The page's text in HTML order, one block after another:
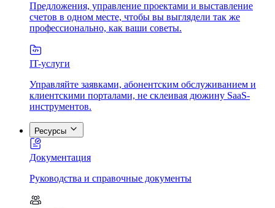
Предложения, управление проектами и выставление
счетов в одном месте, чтобы вы выглядели так же
профессионально, как ваши советы.
IT-услуги
Управляйте заявками, абонентским обслуживанием и
клиентскими порталами, не склеивая дюжину SaaS-
инструментов.
Ресурсы
Документация
Руководства и справочные документы